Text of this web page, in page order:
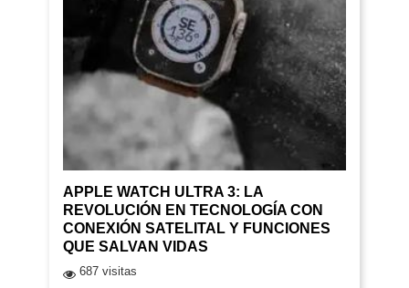
APPLE WATCH ULTRA 3: LA
REVOLUCIÓN EN TECNOLOGÍA CON
CONEXIÓN SATELITAL Y FUNCIONES
QUE SALVAN VIDAS
687 visitas